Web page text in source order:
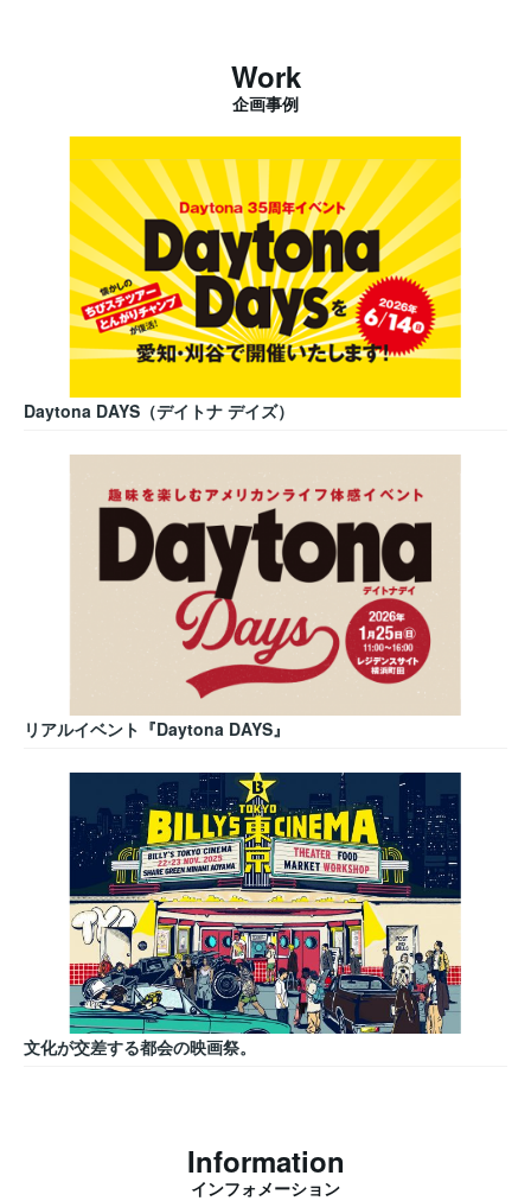
Work
企画事例
Daytona DAYS（デイトナ デイズ）
リアルイベント『Daytona DAYS』
文化が交差する都会の映画祭。
Information
インフォメーション